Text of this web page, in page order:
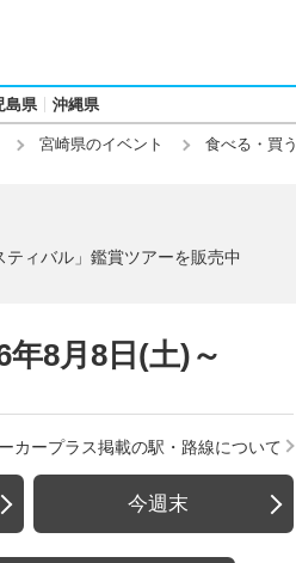
島県 沖縄県
宮崎県のイベント 食べる・買う
ィバル」鑑賞ツアーを販売中
8月8日(土)～
カープラス掲載の駅・路線について
今週末